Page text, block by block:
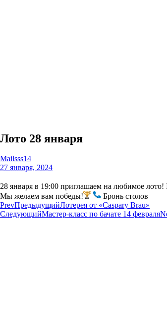
Лото 28 января
Mailsss14
27 января, 2024
28 января в 19:00 приглашаем на любимое
Мы желаем вам победы!
Бронь столов
PrevПредыдущийЛотерея от «Caspary Brau»
СледующийМастер-класс по бачате 14 февраля